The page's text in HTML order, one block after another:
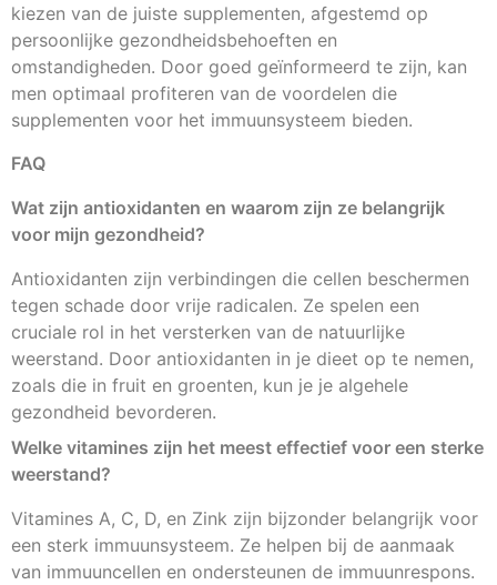
kiezen van de juiste supplementen, afgestemd op
persoonlijke gezondheidsbehoeften en
omstandigheden. Door goed geïnformeerd te zijn, kan
men optimaal profiteren van de voordelen die
supplementen voor het immuunsysteem bieden.
FAQ
Wat zijn antioxidanten en waarom zijn ze belangrijk
voor mijn gezondheid?
Antioxidanten zijn verbindingen die cellen beschermen
tegen schade door vrije radicalen. Ze spelen een
cruciale rol in het versterken van de natuurlijke
weerstand. Door antioxidanten in je dieet op te nemen,
zoals die in fruit en groenten, kun je je algehele
gezondheid bevorderen.
Welke vitamines zijn het meest effectief voor een sterke
weerstand?
Vitamines A, C, D, en Zink zijn bijzonder belangrijk voor
een sterk immuunsysteem. Ze helpen bij de aanmaak
van immuuncellen en ondersteunen de immuunrespons.